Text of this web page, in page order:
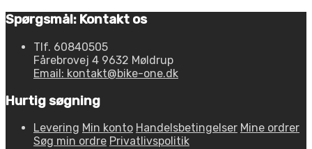
Spørgsmål: Kontakt os
Tlf. 60840505
Fårebrovej 4 9632 Møldrup
Email: kontakt@bike-one.dk
Hurtig søgning
Levering Min konto Handelsbetingelser Mine ordrer
Søg min ordre Privatlivspolitik